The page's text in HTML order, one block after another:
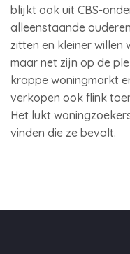
blijkt ook uit CBS-
alleenstaande
zitten en kleiner willen
maar net zijn op de
krappe woningmarkt
verkopen ook flink
Het lukt
vinden die ze bevalt.